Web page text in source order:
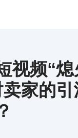
视频“
家的